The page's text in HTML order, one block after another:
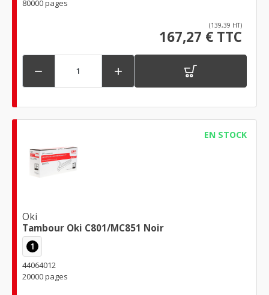
80000 pages
(139,39 HT)
167,27 € TTC
 
EN STOCK
Oki
Tambour Oki C801/MC851 Noir
1
44064012
20000 pages